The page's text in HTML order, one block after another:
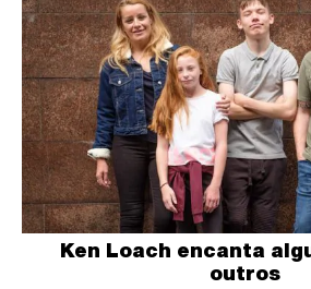
Ken Loach encanta
outros